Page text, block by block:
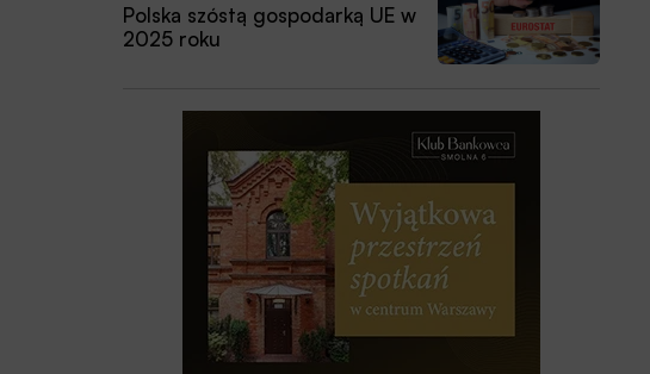
Polska szóstą gospodarką UE w
2025 roku